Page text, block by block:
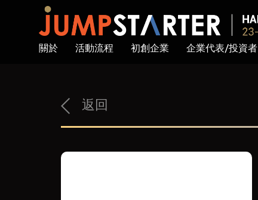
關於 活動流程 初創企業 企業代表/投資者
返回